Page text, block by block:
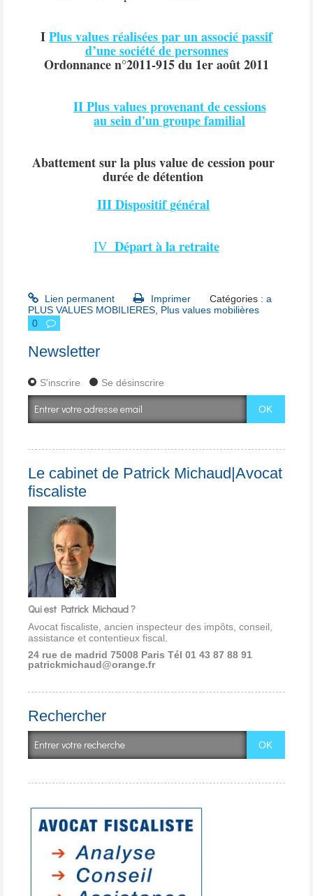
IPlus values réalisées par un associé passif
d’une société de personnes
Ordonnance n°2011-915 du 1er août 2011
II Plus values provenant de cessions
au sein d'un groupe familial
Abattement sur la plus value de cession pour
durée de détention
III Dispositif général
IV Départ à la retraite
Lien permanent Imprimer Catégories : a
PLUS VALUES MOBILIERES Plus values mobilières
0
Newsletter
S'inscrire Se désinscrire
Le cabinet de Patrick Michaud|Avocat
fiscaliste
Qui est Patrick Michaud ?
Avocat fiscaliste, ancien inspecteur des impôts, conseil,
assistance et contentieux fiscal.
24 rue de madrid 75008 Paris Tél 01 43 87 88 91
patrickmichaud@orange.fr
Rechercher